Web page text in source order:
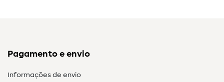
Pagamento e envio
Informações de envio